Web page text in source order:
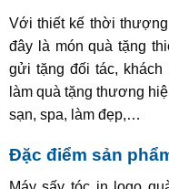
Với thiết kế thời
đây là món quà tặng
gửi tặng đối tác,
làm quà tặng thương
sạn, spa, làm đẹp,…
Đặc điểm sản